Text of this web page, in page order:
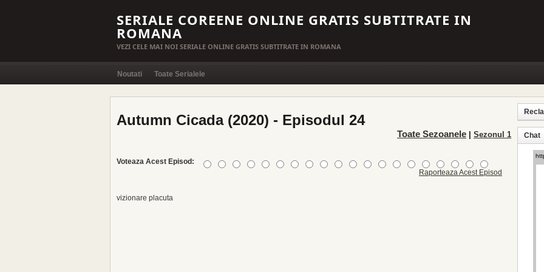
SERIALE COREENE ONLINE GRATIS SUBTITRATE IN
ROMANA
VEZI CELE MAI NOI SERIALE ONLINE GRATIS SUBTITRATE IN ROMANA
Noutati Toate Serialele
Autumn Cicada (2020) - Episodul 24
Toate Sezoanele Sezonul 1
Voteaza Acest Episod:
Raporteaza Acest Episod
vizionare placuta
Chat